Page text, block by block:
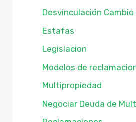
Desvinculación
Estafas
Legislacion
Modelos de
Multipropiedad
Negociar Deuda de